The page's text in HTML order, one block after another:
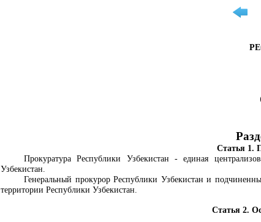
Статья 1.
Прокуратура Республики Узбекистан - единая
Узбекистан.
Генеральный прокурор Республики Узбекистан и
территории Республики Узбекистан.
Статья 2.